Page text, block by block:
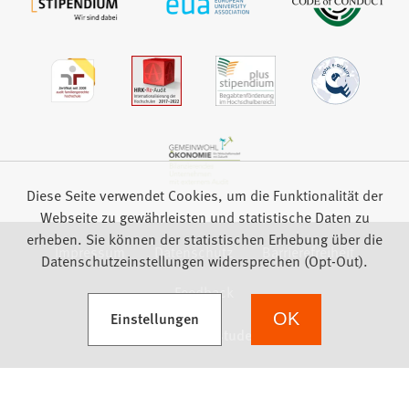
Impressum Datenschutz
Barrierefreiheit
Feedback
Diese Seite verwendet Cookies, um die Funktionalität der
Webseite zu gewährleisten und statistische Daten zu
erheben. Sie können der statistischen Erhebung über die
Datenschutzeinstellungen widersprechen (Opt-Out).
Einstellungen
(Öffnet in einem neuen Tab) OK